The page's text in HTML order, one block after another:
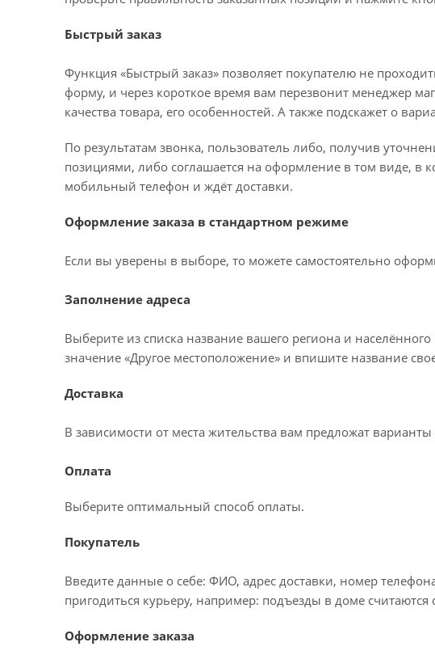
Быстрый заказ
Функция «Быстрый заказ» позволяет покупателю не
форму, и через короткое время вам перезвонит менеджер
качества товара, его особенностей. А также подскажет о
По результатам звонка, пользователь либо, получив
позициями, либо соглашается на оформление в том виде, в
мобильный телефон и ждёт доставки.
Оформление заказа в стандартном режиме
Если вы уверены в выборе, то можете самостоятельно
Заполнение адреса
Выберите из списка название вашего региона и
значение «Другое местоположение» и впишите название
Доставка
В зависимости от места жительства вам предложат
Оплата
Выберите оптимальный способ оплаты.
Покупатель
Введите данные о себе: ФИО, адрес доставки, номер
пригодиться курьеру, например: подъезды в доме считаются
Оформление заказа